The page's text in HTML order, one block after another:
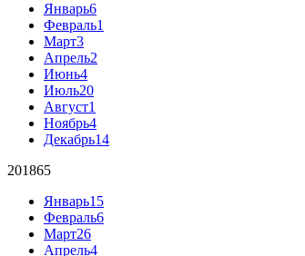
Январь6
Февраль1
Март3
Апрель2
Июнь4
Июль20
Август1
Ноябрь4
Декабрь14
201865
Январь15
Февраль6
Март26
Апрель4